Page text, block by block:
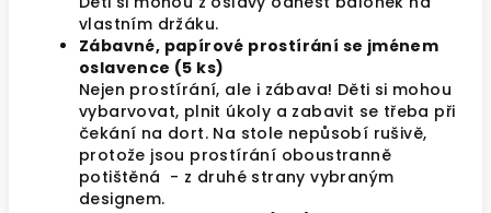
vlastním držáku.
Zábavné, papírové prostírání se jménem
oslavence (5 ks)
Nejen prostírání, ale i zábava! Děti si mohou
vybarvovat, plnit úkoly a zabavit se třeba při
čekání na dort. Na stole nepůsobí rušivě,
protože jsou prostírání oboustranně
potištěná - z druhé strany vybraným
designem.